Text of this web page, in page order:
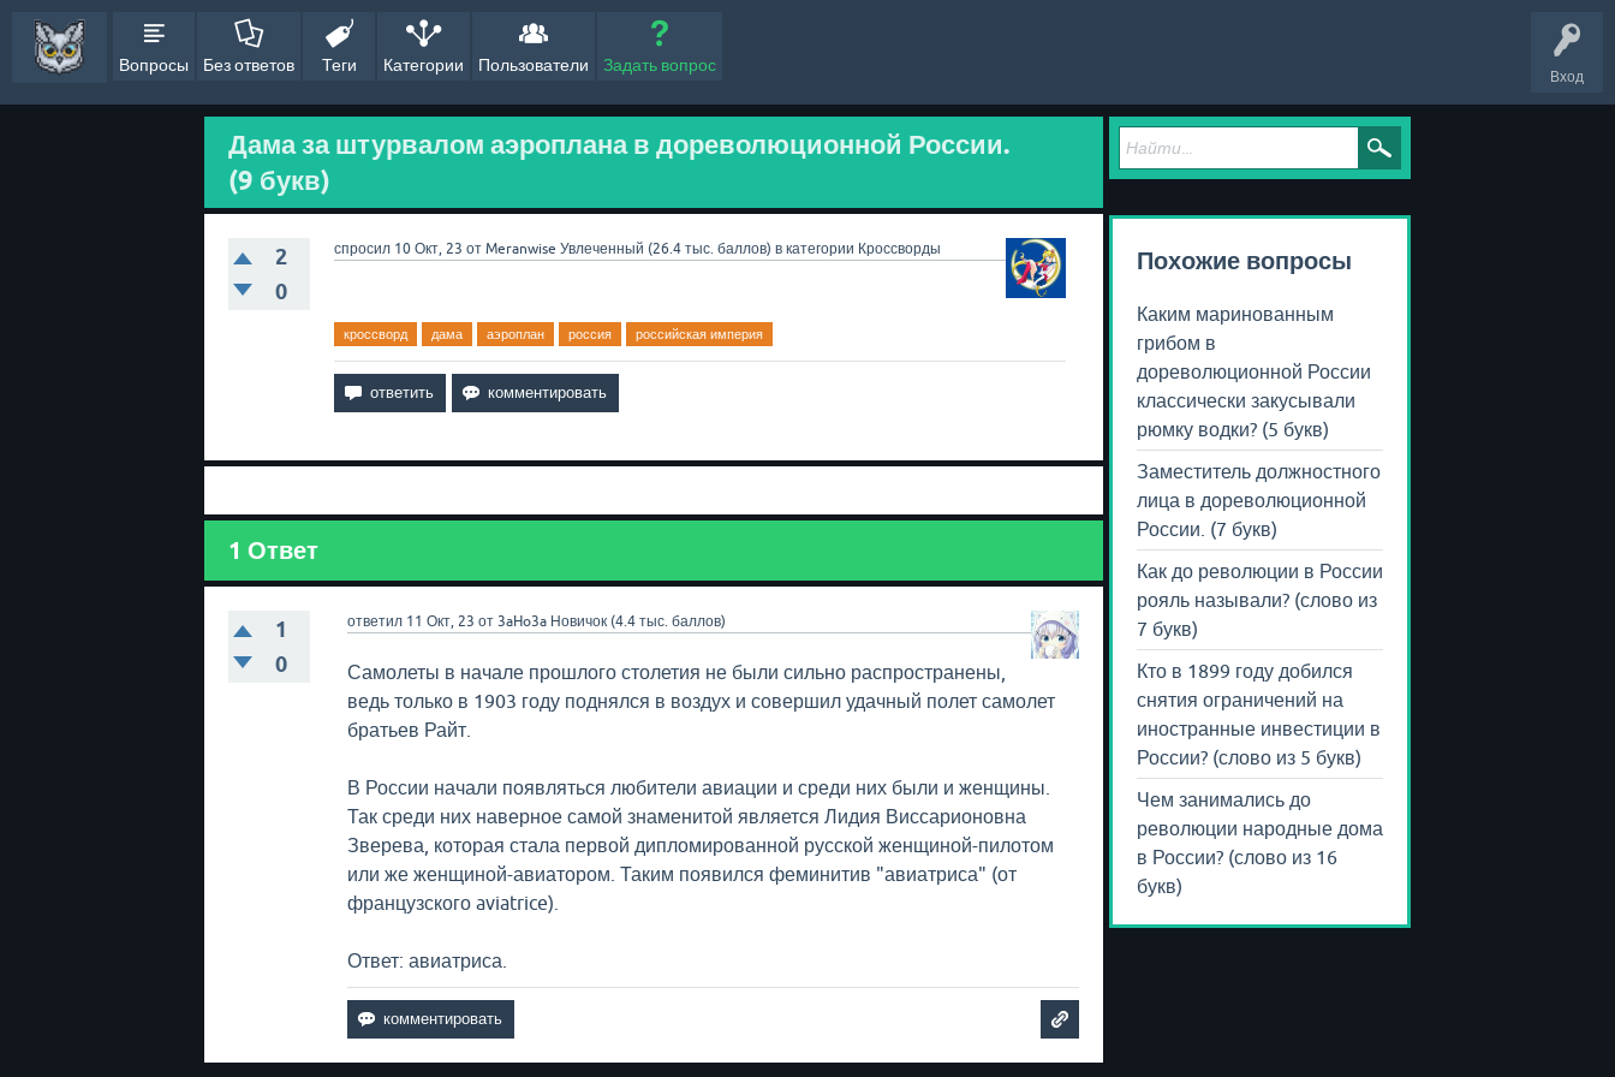
Вход
Вопросы Без ответов Теги Категории Пользователи Задать вопрос
Дама за штурвалом аэроплана в дореволюционной России.
(9 букв)
2
0
спросил 10 Окт, 23 от Meranwise Увлеченный (26.4 тыс. баллов) в категории Кроссворды
кроссворд дама аэроплан россия российская империя
1 Ответ
1
0
ответил 11 Окт, 23 от3aHo3a Новичок (4.4 тыс. баллов)
Самолеты в начале прошлого столетия не были сильно распространены,
ведь только в 1903 году поднялся в воздух и совершил удачный полет самолет
братьев Райт.
В России начали появляться любители авиации и среди них были и женщины.
Так среди них наверное самой знаменитой является Лидия Виссарионовна
Зверева, которая стала первой дипломированной русской женщиной-пилотом
или же женщиной-авиатором. Таким появился феминитив "авиатриса" (от
французского aviatrice).
Ответ: авиатриса.
Похожие вопросы
Каким маринованным
грибом в
дореволюционной России
классически закусывали
рюмку водки? (5 букв)
Заместитель должностного
лица в дореволюционной
России. (7 букв)
Как до революции в России
рояль называли? (слово из
7 букв)
Кто в 1899 году добился
снятия ограничений на
иностранные инвестиции в
России? (слово из 5 букв)
Чем занимались до
революции народные дома
в России? (слово из 16
букв)